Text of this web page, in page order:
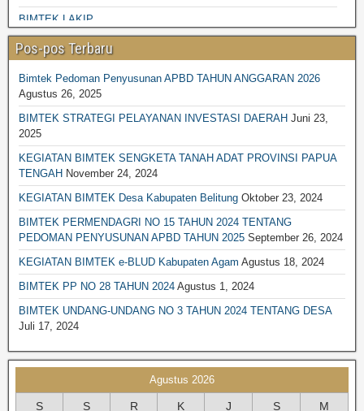
BIMTEK LAKIP
BIMTEK LINGKUNGAN HIDUP
BIMTEK DESA-DESA
BIMTEK PENGELOLAAN SAMPAH
BIMTEK PENGELOLAAN KEAUANGAN
BIMTEK PERPAJAKAN
BIMTEK PERTANAHAN
BIMTEK LEGAL DRAFTING
BIMTEK RKPD
BIMTEK RPJPD RPJMD
BIMTEK SATPOL PP
BIMTEK DPRD|SET. DPRD
BIMTEK SOP
BIMTEK KEPENDUDUKAN & CATATAN SIPIL
Pos-pos Terbaru
Bimtek Pedoman Penyusunan APBD TAHUN ANGGARAN 2026
Agustus 26, 2025
BIMTEK STRATEGI PELAYANAN INVESTASI DAERAH Juni 23,
2025
KEGIATAN BIMTEK SENGKETA TANAH ADAT PROVINSI PAPUA
TENGAH November 24, 2024
KEGIATAN BIMTEK Desa Kabupaten Belitung Oktober 23, 2024
BIMTEK PERMENDAGRI NO 15 TAHUN 2024 TENTANG
PEDOMAN PENYUSUNAN APBD TAHUN 2025 September 26, 2024
KEGIATAN BIMTEK e-BLUD Kabupaten Agam Agustus 18, 2024
BIMTEK PP NO 28 TAHUN 2024 Agustus 1, 2024
BIMTEK UNDANG-UNDANG NO 3 TAHUN 2024 TENTANG DESA
Juli 17, 2024
Agustus 2026
S S R K J S M